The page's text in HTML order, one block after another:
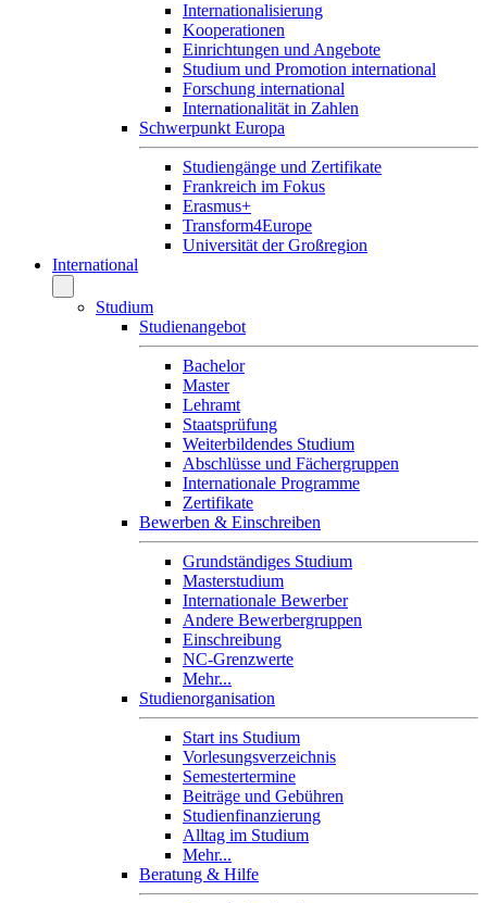
Internationalisierung
Kooperationen
Einrichtungen und Angebote
Studium und Promotion international
Forschung international
Internationalität in Zahlen
Schwerpunkt Europa
Studiengänge und Zertifikate
Frankreich im Fokus
Erasmus+
Transform4Europe
Universität der Großregion
International
Studium
Studienangebot
Bachelor
Master
Lehramt
Staatsprüfung
Weiterbildendes Studium
Abschlüsse und Fächergruppen
Internationale Programme
Zertifikate
Bewerben & Einschreiben
Grundständiges Studium
Masterstudium
Internationale Bewerber
Andere Bewerbergruppen
Einschreibung
NC-Grenzwerte
Mehr...
Studienorganisation
Start ins Studium
Vorlesungsverzeichnis
Semestertermine
Beiträge und Gebühren
Studienfinanzierung
Alltag im Studium
Mehr...
Beratung & Hilfe